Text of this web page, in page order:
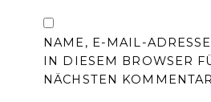
NAME, E-MAIL-
IN DIESEM BROWSER
NÄCHSTEN